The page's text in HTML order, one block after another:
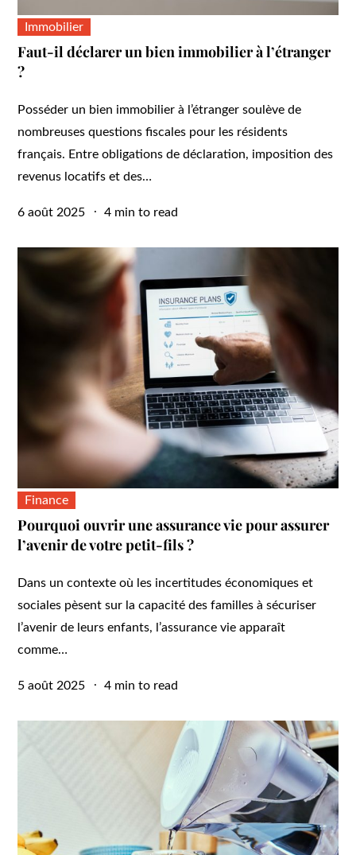
Immobilier
Faut-il déclarer un bien immobilier à l’étranger
?
Posséder un bien immobilier à l’étranger soulève de
nombreuses questions fiscales pour les résidents
français. Entre obligations de déclaration, imposition des
revenus locatifs et des…
Posted
6 août 2025 4 min to read
Finance
Pourquoi ouvrir une assurance vie pour assurer
l’avenir de votre petit-fils ?
Dans un contexte où les incertitudes économiques et
sociales pèsent sur la capacité des familles à sécuriser
l’avenir de leurs enfants, l’assurance vie apparaît
comme…
Posted
5 août 2025 4 min to read